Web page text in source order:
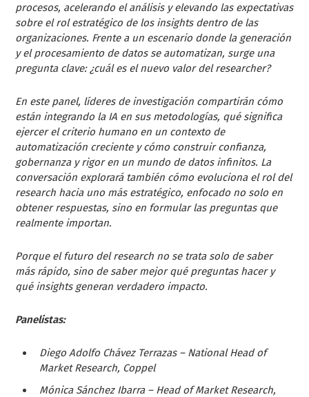
procesos, acelerando el análisis y elevando las expectativas
sobre el rol estratégico de los insights dentro de las
organizaciones. Frente a un escenario donde la generación
y el procesamiento de datos se automatizan, surge una
pregunta clave: ¿cuál es el nuevo valor del researcher?
En este panel, líderes de investigación compartirán cómo
están integrando la IA en sus metodologías, qué significa
ejercer el criterio humano en un contexto de
automatización creciente y cómo construir confianza,
gobernanza y rigor en un mundo de datos infinitos. La
conversación explorará también cómo evoluciona el rol del
research hacia uno más estratégico, enfocado no solo en
obtener respuestas, sino en formular las preguntas que
realmente importan.
Porque el futuro del research no se trata solo de saber
más rápido, sino de saber mejor qué preguntas hacer y
qué insights generan verdadero impacto.
Panelistas:
Diego Adolfo Chávez Terrazas – National Head of
Market Research, Coppel
Mónica Sánchez Ibarra – Head of Market Research,